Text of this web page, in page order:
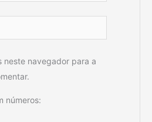
neste navegador para a
números: